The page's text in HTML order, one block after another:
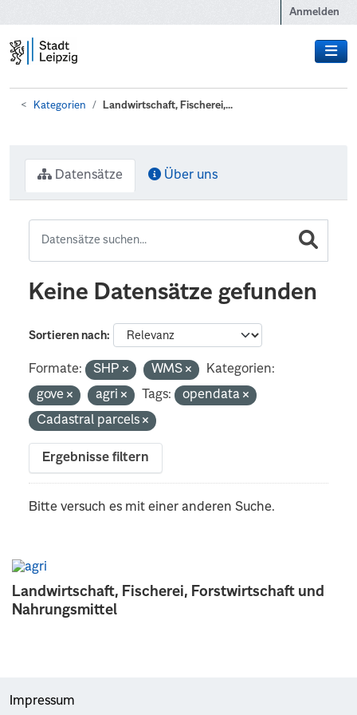
Anmelden
Kategorien Landwirtschaft, Fischerei,...
Landwirtschaft, Fischerei, Forstwirtschaft und
Nahrungsmittel
Datensätze Über uns
Keine Datensätze gefunden
Sortieren nach
Formate: SHP WMS
Kategorien:
gove
agri Tags:
opendata
Cadastral parcels
Ergebnisse filtern
Bitte versuch es mit einer anderen Suche.
Impressum